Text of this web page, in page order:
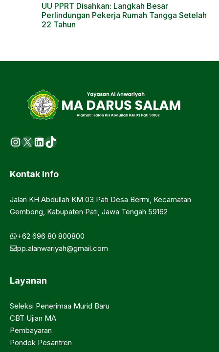
UU PPRT Disahkan: Langkah Besar
Perlindungan Pekerja Rumah Tangga Setelah
22 Tahun
Instagram
X LinkedIn
https://www.tiktok.com/
Kontak Info
Jalan KH Abdullah KM 03 Pati Desa Bermi, Kecamatan
Gembong, Kabupaten Pati, Jawa Tengah 59162
+62 696 80 800800
pp.alanwariyah@gmail.com
Layanan
Seleksi Penerimaa Murid Baru
CBT Ujian MA
Pembayaran
Pondok Pesantren